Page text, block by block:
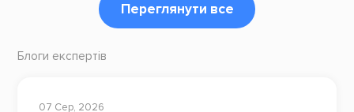
Переглянути все
Блоги експертів
07 Сер, 2026